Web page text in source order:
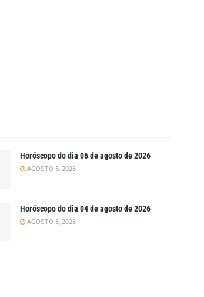
Horóscopo do dia 06 de agosto de 2026
AGOSTO 5, 2026
Horóscopo do dia 04 de agosto de 2026
AGOSTO 3, 2026